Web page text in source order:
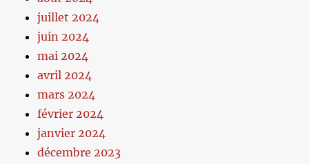
juillet 2024
juin 2024
mai 2024
avril 2024
mars 2024
février 2024
janvier 2024
décembre 2023